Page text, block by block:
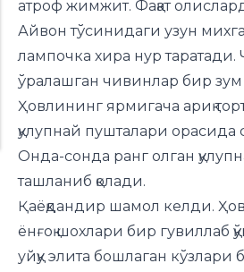
атроф жимжит. Фақат
Айвон тўсинидаги узун михга
лампочка хира нур таратади.
ўралашган чивинлар бир
Ҳовлининг ярмигача ариқ
қулупнай пушталари орасида
Онда-сонда ранг олган
ташланиб қолади.
Қаёқдандир шамол келди.
ёнғоқ шохлари бир гувиллаб
уйқу элита бошлаган кўзлари